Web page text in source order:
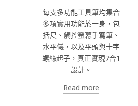
每支多功能工具筆均集合
多項實用功能於一身，包
括尺、觸控螢幕手寫筆、
水平儀，以及平頭與十字
螺絲起子，真正實現7合1
設計。
Read more